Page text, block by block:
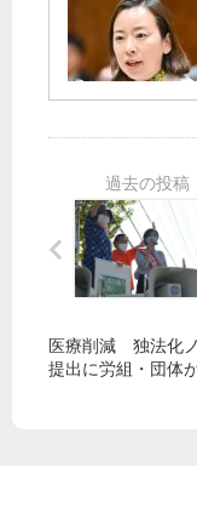
医療削減 独法化
提出に労組・団体